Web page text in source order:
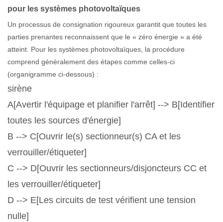
pour les systèmes photovoltaïques
Un processus de consignation rigoureux garantit que toutes les
parties prenantes reconnaissent que le « zéro énergie » a été
atteint. Pour les systèmes photovoltaïques, la procédure
comprend généralement des étapes comme celles-ci
(organigramme ci-dessous) :
sirène
A[Avertir l'équipage et planifier l'arrêt] --> B[Identifier
toutes les sources d'énergie]
B --> C[Ouvrir le(s) sectionneur(s) CA et les
verrouiller/étiqueter]
C --> D[Ouvrir les sectionneurs/disjoncteurs CC et
les verrouiller/étiqueter]
D --> E[Les circuits de test vérifient une tension
nulle]